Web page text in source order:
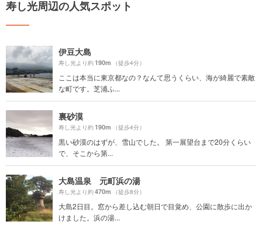
寿し光周辺の人気スポット
伊豆大島
寿し光より約190m （徒歩4分）
ここは本当に東京都なの？なんて思うくらい、海が綺麗で素敵
な町です。芝浦ふ...
裏砂漠
寿し光より約190m （徒歩4分）
黒い砂漠のはずが、雪山でした。 第一展望台まで20分くらい
で、そこから第...
大島温泉 元町浜の湯
寿し光より約470m （徒歩8分）
大島2日目。窓から差し込む朝日で目覚め、公園に散歩に出か
けました。浜の湯...